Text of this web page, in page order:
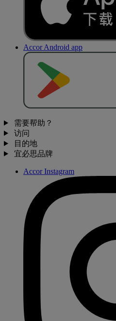
Accor Android app
需要帮助？
访问
目的地
宜必思品牌
Accor Instagram